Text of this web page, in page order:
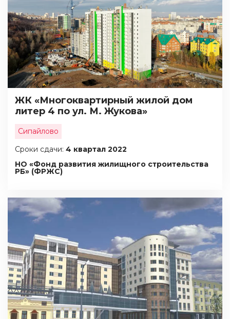
ЖК «Многоквартирный жилой дом
литер 4 по ул. М. Жукова»
Сипайлово
Сроки сдачи: 4 квартал 2022
НО «Фонд развития жилищного строительства
РБ» (ФРЖС)